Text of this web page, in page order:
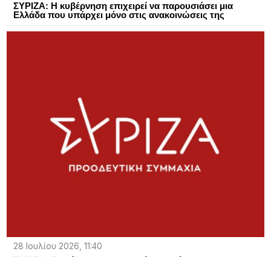
ΣΥΡΙΖΑ: Η κυβέρνηση επιχειρεί να παρουσιάσει μια
Ελλάδα που υπάρχει μόνο στις ανακοινώσεις της
28 Ιουλίου 2026, 11:40